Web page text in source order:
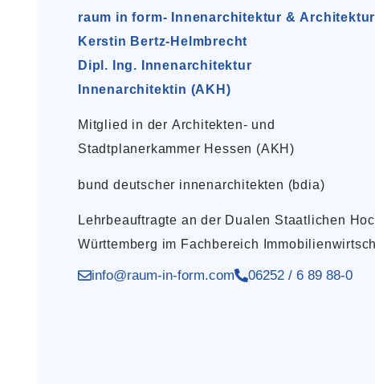
raum in form- Innenarchitektur & Architektur
Kerstin Bertz-Helmbrecht
Dipl. Ing. Innenarchitektur
Innenarchitektin (AKH)
Mitglied in der Architekten- und
Stadtplanerkammer Hessen (AKH)
bund deutscher innenarchitekten (bdia)
Lehrbeauftragte an der Dualen Staatlichen
Württemberg im Fachbereich
info@raum-in-form.com 06252 / 6 89 88-0